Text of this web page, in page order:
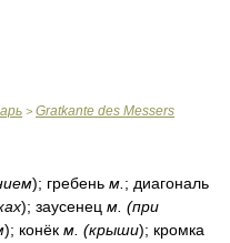
> Gratkante des Messers
); гребень м. ; диагональ
); заусенец м. (при
); конёк м. (крыши); кромка